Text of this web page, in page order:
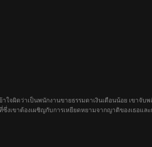
ใจผิดว่าเป็นพนักงานขายธรรมดาเงินเดือนน้อย เขาจั
งเขาต้องเผชิญกับการเหยียดหยามจากญาติของเธอแล